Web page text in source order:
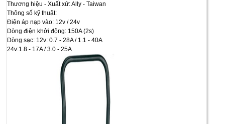
Thương hiệu - Xuất xứ: Ally - Taiwan
Thông số kỹ thuật:
Điện áp nạp vào: 12v / 24v
Dòng điện khởi động: 150A (2s)
Dòng sạc: 12v: 0.7 - 28A / 1.1 - 40A
24v:1.8 - 17A / 3.0 - 25A